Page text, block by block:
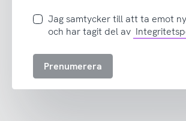
Jag
samtycker
att
Jag samtycker till att ta emot
och har tagit del av
Prenumerera